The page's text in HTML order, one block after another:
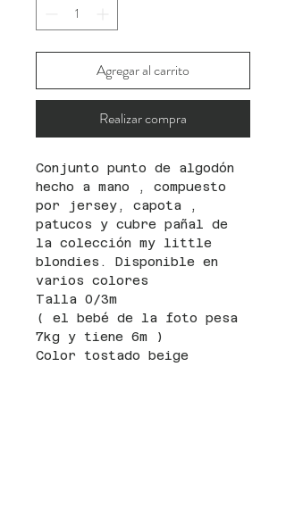
Agregar al carrito
Realizar compra
Conjunto punto de algodón
hecho a mano , compuesto
por jersey, capota ,
patucos y cubre pañal de
la colección my little
blondies. Disponible en
varios colores
Talla 0/3m
( el bebé de la foto pesa
7kg y tiene 6m )
Color tostado beige